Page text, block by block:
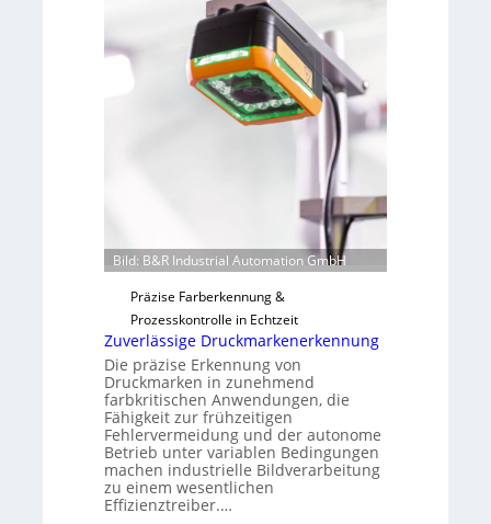
o
H
a
i
b
u
t
F
n
u
Bild: B&R Industrial Automation GmbH
Präzise Farberkennung &
Prozesskontrolle in Echtzeit
Zuverlässige Druckmarkenerkennung
Die präzise Erkennung von
Druckmarken in zunehmend
farbkritischen Anwendungen, die
Fähigkeit zur frühzeitigen
Fehlervermeidung und der autonome
Betrieb unter variablen Bedingungen
machen industrielle Bildverarbeitung
zu einem wesentlichen
Effizienztreiber.…